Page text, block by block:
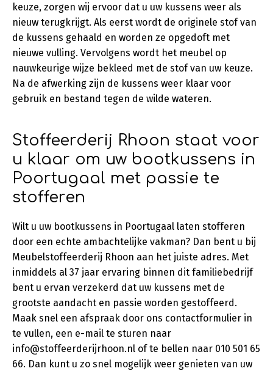
keuze, zorgen wij ervoor dat u uw kussens weer als
nieuw terugkrijgt. Als eerst wordt de originele stof van
de kussens gehaald en worden ze opgedoft met
nieuwe vulling. Vervolgens wordt het meubel op
nauwkeurige wijze bekleed met de stof van uw keuze.
Na de afwerking zijn de kussens weer klaar voor
gebruik en bestand tegen de wilde wateren.
Stoffeerderij Rhoon staat voor
u klaar om uw bootkussens in
Poortugaal met passie te
stofferen
Wilt u uw bootkussens in Poortugaal laten stofferen
door een echte ambachtelijke vakman? Dan bent u bij
Meubelstoffeerderij Rhoon aan het juiste adres. Met
inmiddels al 37 jaar ervaring binnen dit familiebedrijf
bent u ervan verzekerd dat uw kussens met de
grootste aandacht en passie worden gestoffeerd.
Maak snel een afspraak door ons contactformulier in
te vullen, een e-mail te sturen naar
info@stoffeerderijrhoon.nl of te bellen naar 010 501 65
66. Dan kunt u zo snel mogelijk weer genieten van uw